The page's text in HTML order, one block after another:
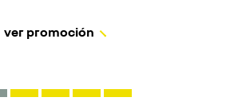
ver promoción